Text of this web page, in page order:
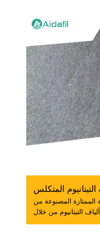
الممتازة المصنوعة من
التيتانيوم من خلال